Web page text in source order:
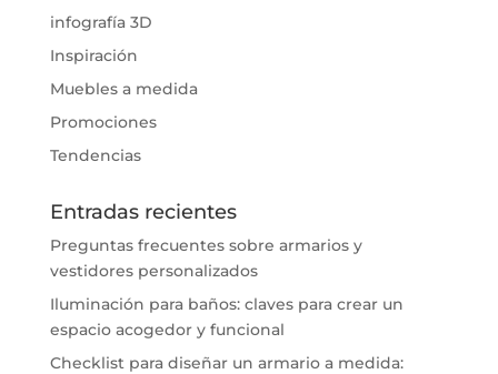
infografía 3D
Inspiración
Muebles a medida
Promociones
Tendencias
Entradas recientes
Preguntas frecuentes sobre armarios y
vestidores personalizados
Iluminación para baños: claves para crear un
espacio acogedor y funcional
Checklist para diseñar un armario a medida: